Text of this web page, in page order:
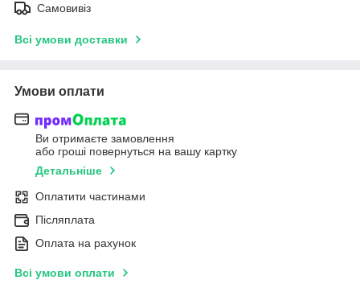
Самовивіз
Всі умови доставки
Умови оплати
Ви отримаєте замовлення
або гроші повернуться на вашу картку
Детальніше
Оплатити частинами
Післяплата
Оплата на рахунок
Всі умови оплати